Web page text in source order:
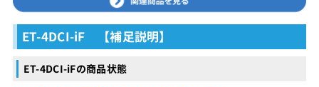
ET-4DCI-iF 【補足説明】
ET-4DCI-iFの商品状態